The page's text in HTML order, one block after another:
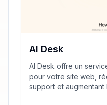
AI Desk
AI Desk offre un
pour votre site web,
support et